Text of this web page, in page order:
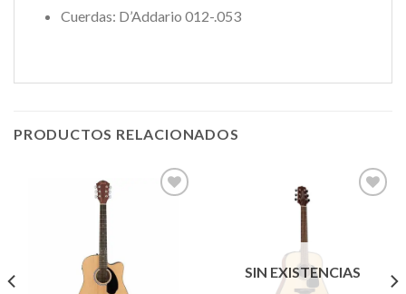
Cuerdas: D’Addario 012-.053
PRODUCTOS RELACIONADOS
lista de
deseos
SIN EXISTENCIAS